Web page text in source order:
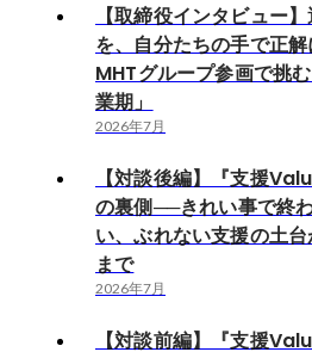
【取締役インタビュー
を、自分たちの手で正解
MHTグループ参画で挑
業期」
2026年7月
【対談後編】『支援
の裏側──きれい事で終
い、ぶれない支援の土台
まで
2026年7月
【対談前編】『支援